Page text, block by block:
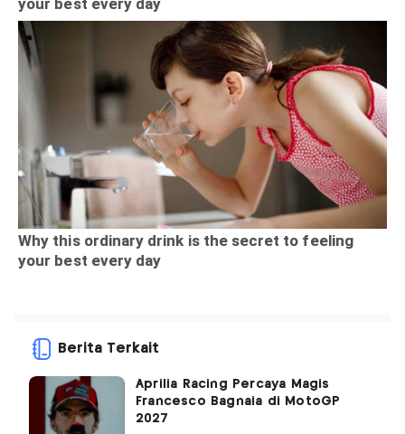
Berita Terkait
Aprilia Racing Percaya Magis
Francesco Bagnaia di MotoGP
2027